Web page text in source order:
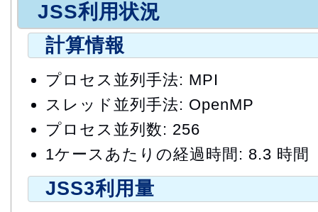
JSS利用状況
計算情報
プロセス並列手法: MPI
スレッド並列手法: OpenMP
プロセス並列数: 256
1ケースあたりの経過時間: 8.3 時間
JSS3利用量